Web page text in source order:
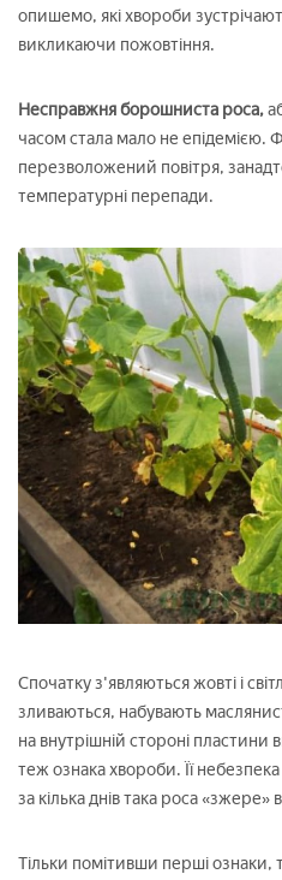
опишемо, які хвороби
викликаючи пожовтіння.
Несправжня борошниста роса,
часом стала мало не епідемією.
перезволожений повітря,
температурні перепади.
Спочатку з'являються жовті і
зливаються, набувають
на внутрішній стороні пластини
теж ознака хвороби. Її
за кілька днів така роса
Тільки помітивши перші ознаки,